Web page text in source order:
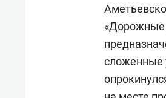
«Дорожные
сложенные